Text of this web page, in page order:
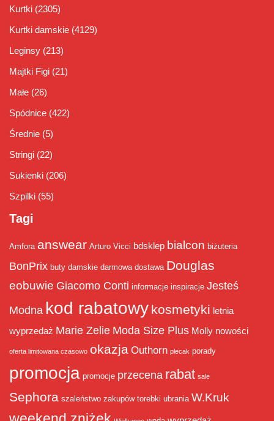
Kurtki (2305)
Kurtki damskie (4129)
Leginsy (213)
Majtki Figi (21)
Małe (26)
Spódnice (422)
Średnie (5)
Stringi (22)
Sukienki (206)
Szpilki (55)
Tagi
Amfora answear Arturo Vicci bdsklep bialcon biżuteria
BonPrix buty damskie darmowa dostawa Douglas
eobuwie Giacomo Conti informacje inspiracje Jesteś
Modna kod rabatowy kosmetyki letnia
wyprzedaż Marie Zelie Moda Size Plus Molly nowości
oferta limitowana czasowo okazja Outhorn plecak porady
promocja promocje przecena rabat sale
Sephora szaleństwo zakupów torebki ubrania W.Kruk